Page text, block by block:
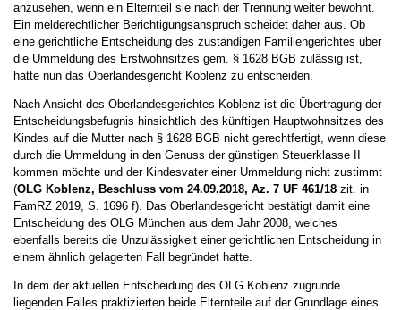
anzusehen, wenn ein Elternteil sie nach der Trennung weiter bewohnt.
Ein melderechtlicher Berichtigungsanspruch scheidet daher aus. Ob
eine gerichtliche Entscheidung des zuständigen Familiengerichtes über
die Ummeldung des Erstwohnsitzes gem. § 1628 BGB zulässig ist,
hatte nun das Oberlandesgericht Koblenz zu entscheiden.
Nach Ansicht des Oberlandesgerichtes Koblenz ist die Übertragung der
Entscheidungsbefugnis hinsichtlich des künftigen Hauptwohnsitzes des
Kindes auf die Mutter nach § 1628 BGB nicht gerechtfertigt, wenn diese
durch die Ummeldung in den Genuss der günstigen Steuerklasse II
kommen möchte und der Kindesvater einer Ummeldung nicht zustimmt
(OLG Koblenz, Beschluss vom 24.09.2018, Az. 7 UF 461/18 zit. in
FamRZ 2019, S. 1696 f). Das Oberlandesgericht bestätigt damit eine
Entscheidung des OLG München aus dem Jahr 2008, welches
ebenfalls bereits die Unzulässigkeit einer gerichtlichen Entscheidung in
einem ähnlich gelagerten Fall begründet hatte.
In dem der aktuellen Entscheidung des OLG Koblenz zugrunde
liegenden Falles praktizierten beide Elternteile auf der Grundlage eines